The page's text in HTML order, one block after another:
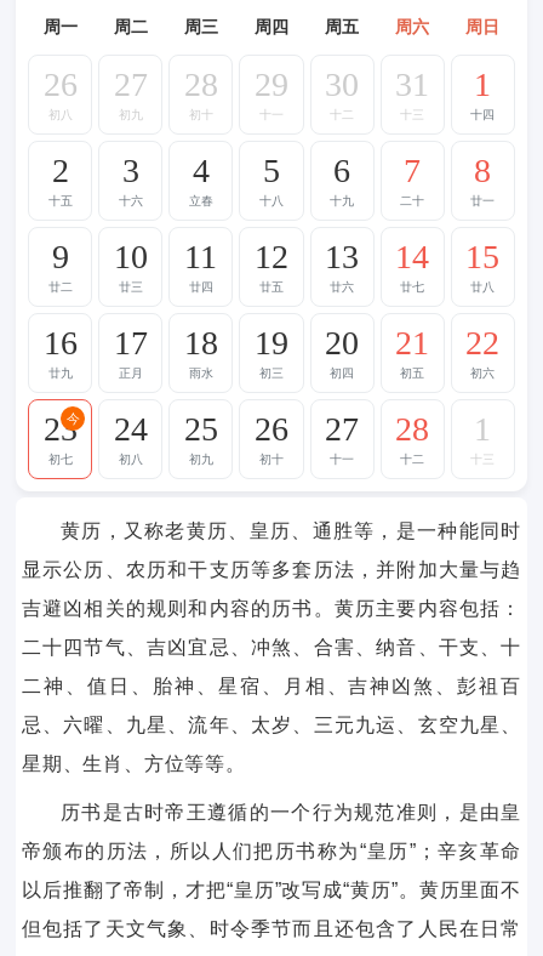
周一 周二 周三 周四 周五 周六 周日
26
初八
27
初九
28
初十
29
十一
30
十二
31
十三
1
十四
2
十五
3
十六
4
立春
5
十八
6
十九
7
二十
8
廿一
9
廿二
10
廿三
11
廿四
12
廿五
13
廿六
14
廿七
15
廿八
16
廿九
17
正月
18
雨水
19
初三
20
初四
21
初五
22
初六
23
初七
今 24
初八
25
初九
26
初十
27
十一
28
十二
1
十三
黄历，又称老黄历、皇历、通胜等，是一种能同时
显示公历、农历和干支历等多套历法，并附加大量与趋
吉避凶相关的规则和内容的历书。黄历主要内容包括：
二十四节气、吉凶宜忌、冲煞、合害、纳音、干支、十
二神、值日、胎神、星宿、月相、吉神凶煞、彭祖百
忌、六曜、九星、流年、太岁、三元九运、玄空九星、
星期、生肖、方位等等。
历书是古时帝王遵循的一个行为规范准则，是由皇
帝颁布的历法，所以人们把历书称为“皇历”；辛亥革命
以后推翻了帝制，才把“皇历”改写成“黄历”。黄历里面不
但包括了天文气象、时令季节而且还包含了人民在日常